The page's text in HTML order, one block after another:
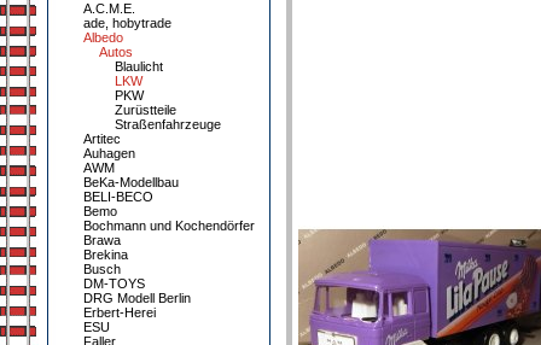
A.C.M.E.
ade, hobytrade
Albedo
Autos
Blaulicht
LKW
PKW
Zurüstteile
Straßenfahrzeuge
Artitec
Auhagen
AWM
BeKa-Modellbau
BELI-BECO
Bemo
Bochmann und Kochendörfer
Brawa
Brekina
Busch
DM-TOYS
DRG Modell Berlin
Erbert-Herei
ESU
Faller